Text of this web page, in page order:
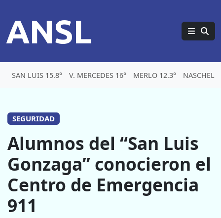
ANSL
SAN LUIS 15.8° V. MERCEDES 16° MERLO 12.3° NASCHEL
SEGURIDAD
Alumnos del “San Luis
Gonzaga” conocieron el
Centro de Emergencia
911